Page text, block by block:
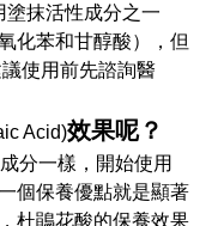
抹活性成分之一
化苯和甘醇酸），但
使用前先諮詢醫
Acid)效果呢？
分一樣，開始使用
個保養優點就是顯著
杜鵑花酸的保養效果